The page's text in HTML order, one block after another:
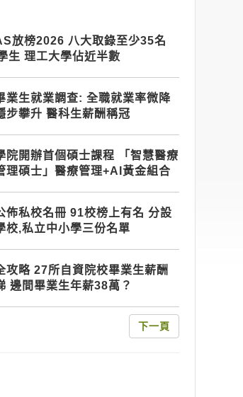
放榜2026 八大取錄至少35名
生 理工大學佔近半數
業生就業調查: 全職就業率微降
步攀升 醫科生薪酬稱冠
院開辦首個碩士課程 「智慧醫療
理碩士」醫療管理+AI黃金組合
佈私校名冊 91校榜上有名 分設
校,私立中小學三份名單
攻略 27所自資院校畢業生薪酬
邊間畢業生年薪38萬？
下一頁